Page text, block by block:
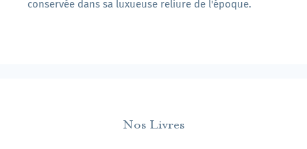
conservée dans sa luxueuse reliure de l'époque.
Nos Livres